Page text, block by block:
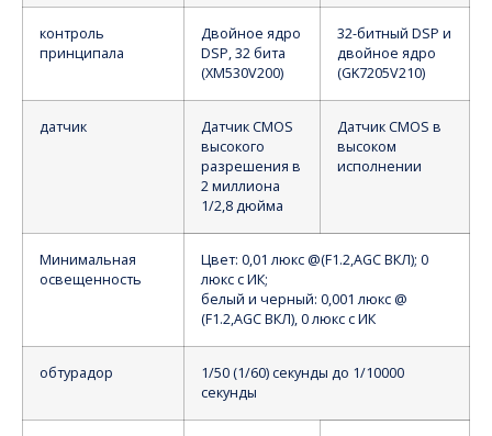
контроль
принципала
Двойное ядро
DSP, 32 бита
(XM530V200)
32-битный DSP и
двойное ядро
(GK7205V210)
датчик
Датчик CMOS
высокого
разрешения в
2 миллиона
1/2,8 дюйма
Датчик CMOS в
высоком
исполнении
Минимальная
освещенность
Цвет: 0,01 люкс @(F1.2,AGC ВКЛ); 0
люкс с ИК;
белый и черный: 0,001 люкс @
(F1.2,AGC ВКЛ), 0 люкс с ИК
обтурадор
1/50 (1/60) секунды до 1/10000
секунды